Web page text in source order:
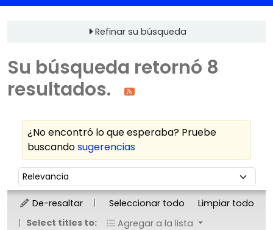
Refinar su búsqueda
Su búsqueda retornó 8
resultados.
¿No encontró lo que esperaba? Pruebe
buscandosugerencias
Ordenar
Ordenar por:
De-resaltar Seleccionar todo
Limpiar todo
Select titles to:
Agregar a la lista